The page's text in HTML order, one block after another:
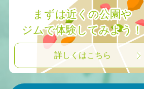
まずは近くの公園や
ジムで体験してみよう！
詳しくはこちら